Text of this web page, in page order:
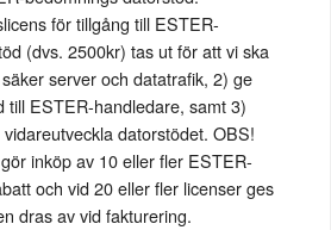
för tillgång till ESTER-
(dvs. 2500kr) tas ut för att vi ska
server och datatrafik, 2) ge
till ESTER-handledare, samt 3)
datorstödet. OBS!
inköp av 10 eller fler ESTER-
och vid 20 eller fler licenser ges
dras av vid fakturering.